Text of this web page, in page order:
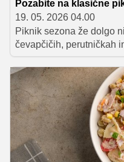
Pozabite na klasične
19. 05. 2026 04.00
Piknik sezona že dolgo
čevapčičih, perutničkah
Vedno več ljudi želi bolj
piknike. Pri tem imajo
priloge, saj se prav z
in kombinacijami.
pečene paprike, domači
občutek prave poletne